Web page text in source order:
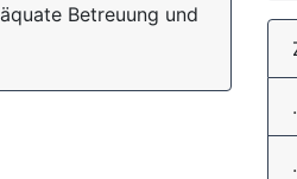
Betreuung und